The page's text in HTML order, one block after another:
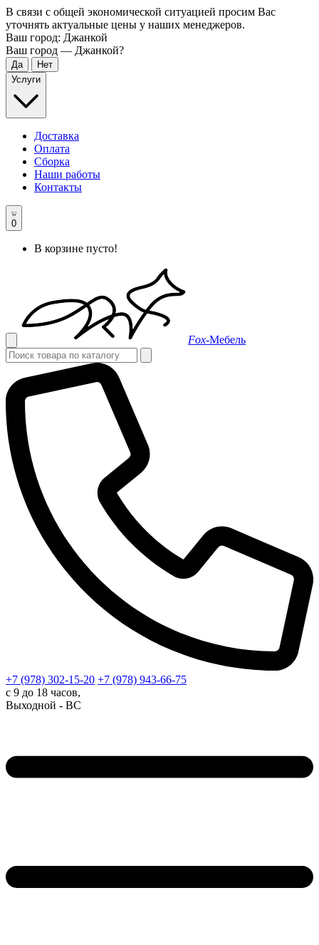
В связи с общей экономической ситуацией просим Вас
уточнять актуальные цены у наших менеджеров.
Ваш город: Джанкой
Ваш город — Джанкой?
Услуги
Доставка
Оплата
Сборка
Наши работы
Контакты
0
В корзине пусто!
Fox-Мебель
+7 (978) 302-15-20 +7 (978) 943-66-75
с 9 до 18 часов,
Выходной - ВС